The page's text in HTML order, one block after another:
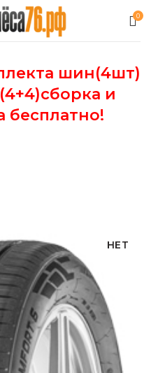
0
шин(4шт)
и
бесплатно!
НЕТ